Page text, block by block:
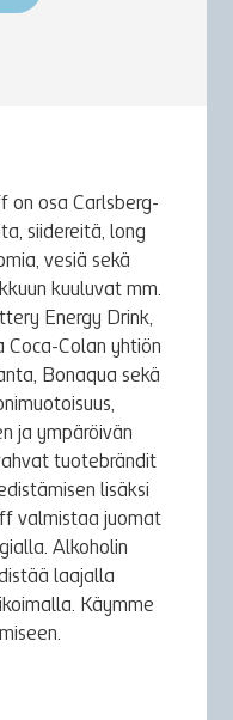
on osa Carlsberg-
siidereitä, long
vesiä sekä
kuuluvat mm.
Energy Drink,
Coca-Colan yhtiön
Bonaqua sekä
ja ympäröivän
tuotebrändit
lisäksi
valmistaa juomat
Alkoholin
laajalla
Käymme